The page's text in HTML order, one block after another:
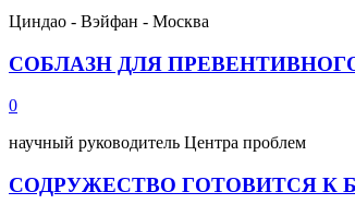
Циндао - Вэйфан - Москва
СОБЛАЗН ДЛЯ
0
научный руководитель Центра проблем
СОДРУЖЕСТВО ГОТОВИТСЯ К